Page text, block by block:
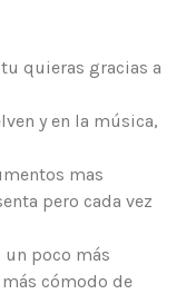
quieras gracias a
y en la música,
mas
pero cada vez
un poco más
cómodo de